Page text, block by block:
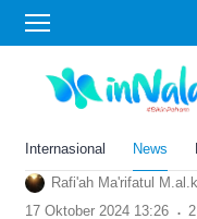
Internasional News
Home›Gaya Hidup
4 Shio
Pintar
2024,
Rafi'ah Ma'rifatul M.al.k
17 Oktober 2024 13:26 .